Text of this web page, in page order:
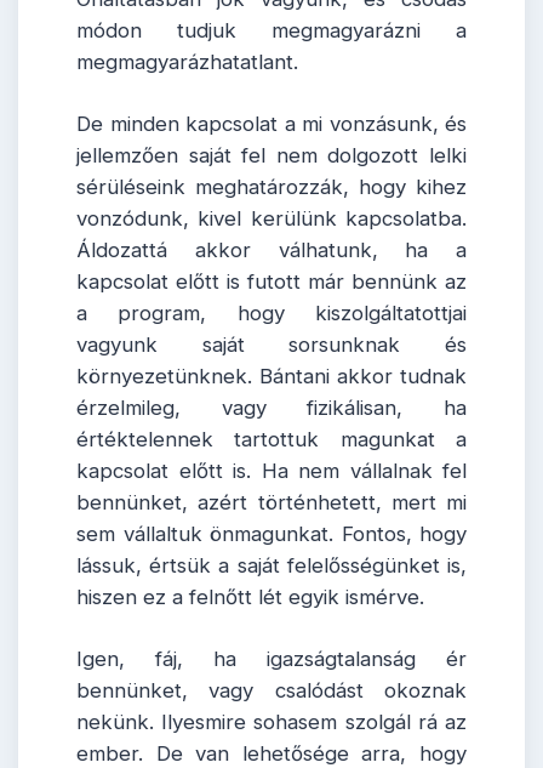
módon tudjuk megmagyarázni a
megmagyarázhatatlant.
De minden kapcsolat a mi vonzásunk, és
jellemzően saját fel nem dolgozott lelki
sérüléseink meghatározzák, hogy kihez
vonzódunk, kivel kerülünk kapcsolatba.
Áldozattá akkor válhatunk, ha a
kapcsolat előtt is futott már bennünk az
a program, hogy kiszolgáltatottjai
vagyunk saját sorsunknak és
környezetünknek. Bántani akkor tudnak
érzelmileg, vagy fizikálisan, ha
értéktelennek tartottuk magunkat a
kapcsolat előtt is. Ha nem vállalnak fel
bennünket, azért történhetett, mert mi
sem vállaltuk önmagunkat. Fontos, hogy
lássuk, értsük a saját felelősségünket is,
hiszen ez a felnőtt lét egyik ismérve.
Igen, fáj, ha igazságtalanság ér
bennünket, vagy csalódást okoznak
nekünk. Ilyesmire sohasem szolgál rá az
ember. De van lehetősége arra, hogy